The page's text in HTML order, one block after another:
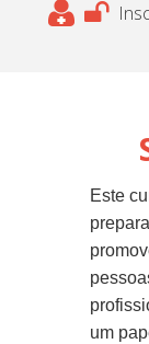
Este
um